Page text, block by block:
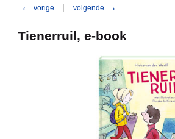
← vorige volgende →
Tienerruil, e-book